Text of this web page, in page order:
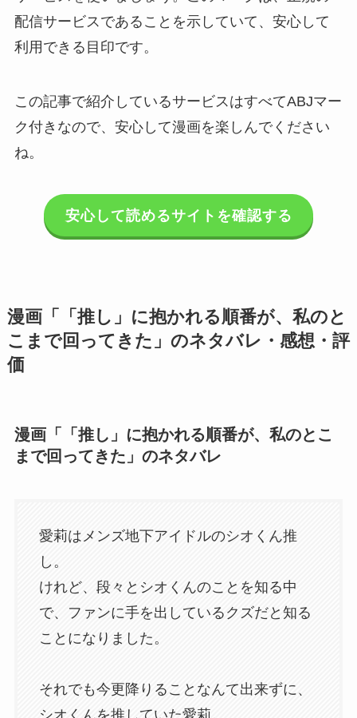
配信サービスであることを示していて、安心して
利用できる目印です。
この記事で紹介しているサービスはすべてABJマー
ク付きなので、安心して漫画を楽しんでください
ね。
安心して読めるサイトを確認する
漫画「「推し」に抱かれる順番が、私のと
こまで回ってきた」のネタバレ・感想・評
価
漫画「「推し」に抱かれる順番が、私のとこ
まで回ってきた」のネタバレ
愛莉はメンズ地下アイドルのシオくん推
し。
けれど、段々とシオくんのことを知る中
で、ファンに手を出しているクズだと知る
ことになりました。
それでも今更降りることなんて出来ずに、